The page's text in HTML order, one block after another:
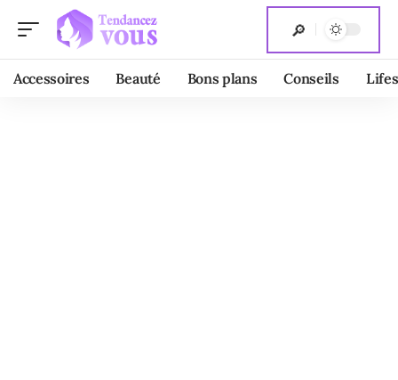
Accessoires Beauté Bons plans Conseils